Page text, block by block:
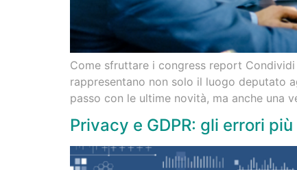
Come sfruttare i congress report
rappresentano non solo il luogo deputato
passo con le ultime novità, ma anche una
Privacy e GDPR: gli errori